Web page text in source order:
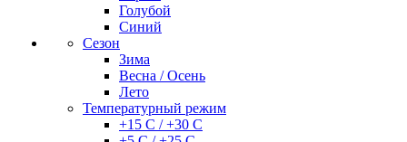
Голубой
Синий
Сезон
Зима
Весна / Осень
Лето
Температурный режим
+15 С / +30 С